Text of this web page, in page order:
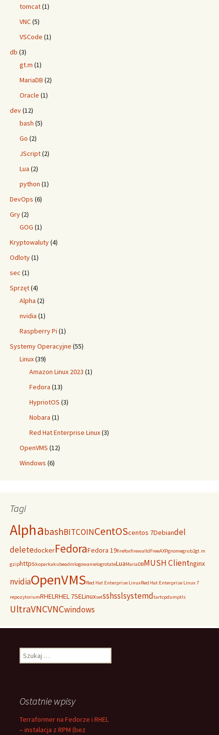
tomcat(1)
VNC(5)
VSCode (1)
db (3)
gt.m (1)
MariaDB (2)
Oracle (1)
dev(12)
bash (5)
Go (2)
JScript(2)
Lua (2)
python (1)
DevOps (6)
Gry(2)
GOG (1)
Kryptowaluty(4)
Odloty(1)
sec (1)
Sprzęt(4)
Alpha (2)
nvidia (1)
Raspberry Pi (1)
Systemy Operacyjne (55)
Linux(39)
Amazon Linux 2023 (1)
Fedora (13)
HypriotOS (3)
Nobara (1)
Red Hat Enterprise Linux(3)
OpenVMS (12)
Windows (6)
Tagi
AlphabashBITCOINCentOScentos 7Debiandel
deletedockerFedoraFedora 19firefoxfirewalldFreeAXPgnomegrub2gt.m
gziphttpskoparkakubeadmlogowanielogrotateLuaMariaDBMUSH Clientnginx
nvidiaOpenVMSRed Hat Enterprise LinuxRed Hat Enterprise Linux 7
repozytoriumRHELRHEL 7SELinuxsetsshsslsystemdtartcpdumptls
UltraVNCVNCwindows
Szukaj:
Ostatnie wpisy
Terraformer na Fedorze i RHEL
– instalacja z RPM (bez